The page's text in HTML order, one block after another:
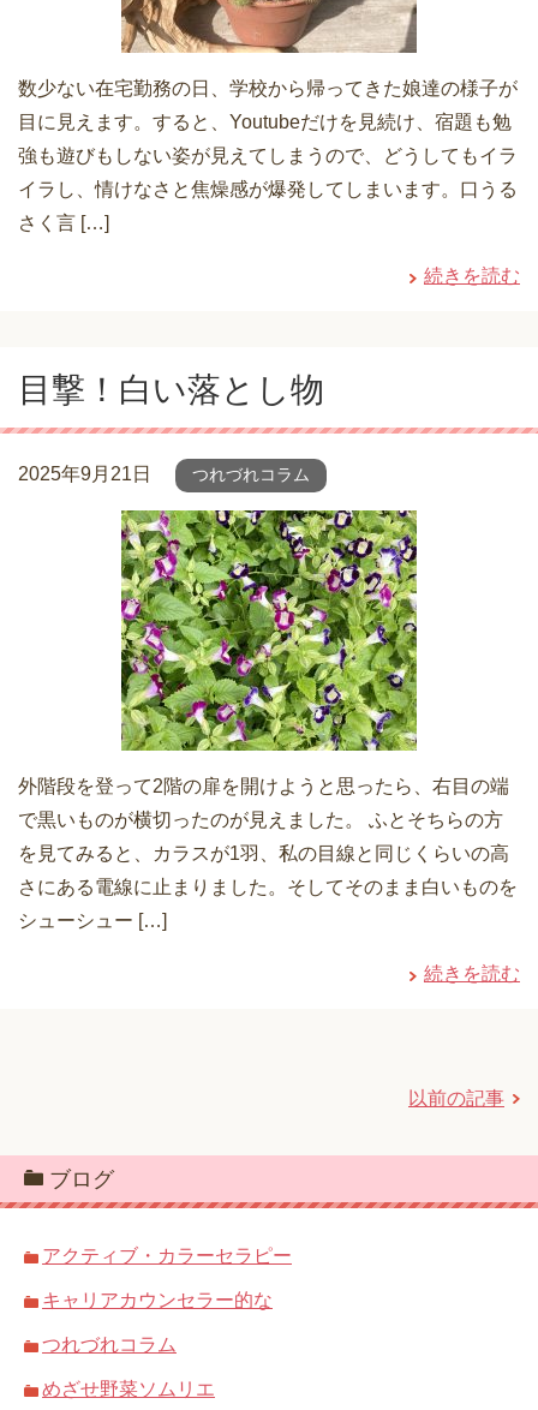
数少ない在宅勤務の日、学校から帰ってきた娘達の様子が
目に見えます。すると、Youtubeだけを見続け、宿題も勉
強も遊びもしない姿が見えてしまうので、どうしてもイラ
イラし、情けなさと焦燥感が爆発してしまいます。口うる
さく言 […]
続きを読む
目撃！白い落とし物
2025年9月21日 つれづれコラム
外階段を登って2階の扉を開けようと思ったら、右目の端
で黒いものが横切ったのが見えました。 ふとそちらの方
を見てみると、カラスが1羽、私の目線と同じくらいの高
さにある電線に止まりました。そしてそのまま白いものを
シューシュー […]
続きを読む
以前の記事
ブログ
アクティブ・カラーセラピー
キャリアカウンセラー的な
つれづれコラム
めざせ野菜ソムリエ